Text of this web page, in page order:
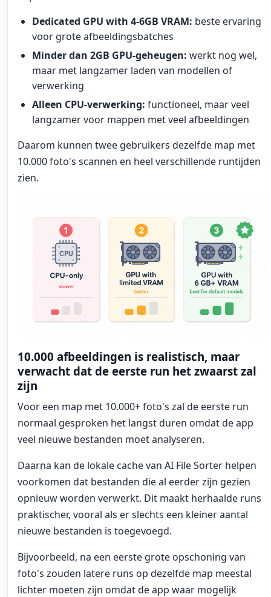
Dedicated GPU with 4-6GB VRAM: beste ervaring
voor grote afbeeldingsbatches
Minder dan 2GB GPU-geheugen: werkt nog wel,
maar met langzamer laden van modellen of
verwerking
Alleen CPU-verwerking: functioneel, maar veel
langzamer voor mappen met veel afbeeldingen
Daarom kunnen twee gebruikers dezelfde map met
10.000 foto's scannen en heel verschillende runtijden
zien.
10.000 afbeeldingen is realistisch, maar
verwacht dat de eerste run het zwaarst zal
zijn
Voor een map met 10.000+ foto's zal de eerste run
normaal gesproken het langst duren omdat de app
veel nieuwe bestanden moet analyseren.
Daarna kan de lokale cache van AI File Sorter helpen
voorkomen dat bestanden die al eerder zijn gezien
opnieuw worden verwerkt. Dit maakt herhaalde runs
praktischer, vooral als er slechts een kleiner aantal
nieuwe bestanden is toegevoegd.
Bijvoorbeeld, na een eerste grote opschoning van
foto's zouden latere runs op dezelfde map meestal
lichter moeten zijn omdat de app waar mogelijk